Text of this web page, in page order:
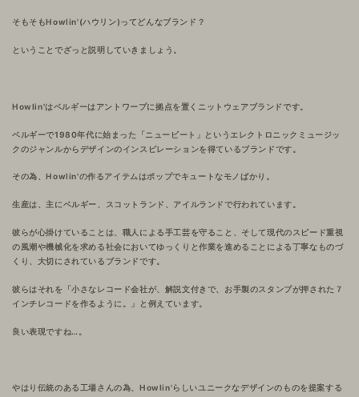
そもそもHowlin'(ハウリン)ってどんなブランド？
ということでざっと説明していきましょう。
Howlin'はベルギーはアントワープに拠点を置くニットウェアブランドです。
ベルギーで1980年代に始まった「ニュービート」というエレクトロニックミュージッ
クのジャンルからデザインのインスピレーションを得ているブランドです。
その為、Howlin'の作るアイテムはポップでキュートなモノばかり。
生産は、主にベルギー、スコットランド、アイルランドで行われています。
彼らが心掛けていることは、職人による手工芸を守ること、そして現代のスピード重視
の風潮や機械化を求める社会においてゆっくりと作業を進めることによる丁寧なものづ
くり、大切にされているブランドです。
彼らはそれを「小さなレコード会社が、解説文付きで、お手製のスタンプが押された７
インチレコードを作るように。」と例えています。
良い表現ですね…。
やはり伝統のある工場さんの為、Howlin'らしいユニークなデザインのものを提案する